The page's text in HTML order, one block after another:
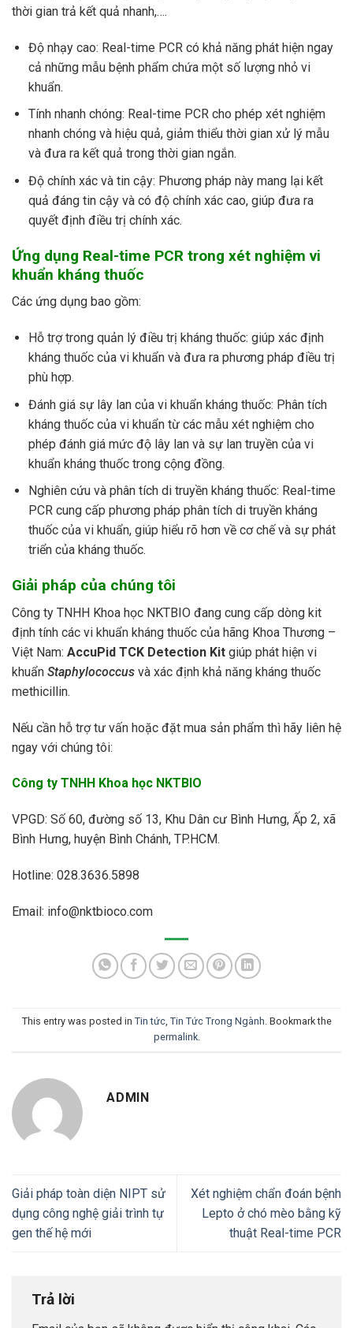
thời gian trả kết quả nhanh,….
Độ nhạy cao: Real-time PCR có khả năng phát hiện ngay
cả những mẫu bệnh phẩm chứa một số lượng nhỏ vi
khuẩn.
Tính nhanh chóng: Real-time PCR cho phép xét nghiệm
nhanh chóng và hiệu quả, giảm thiểu thời gian xử lý mẫu
và đưa ra kết quả trong thời gian ngắn.
Độ chính xác và tin cậy: Phương pháp này mang lại kết
quả đáng tin cậy và có độ chính xác cao, giúp đưa ra
quyết định điều trị chính xác.
Ứng dụng Real-time PCR trong xét nghiệm vi
khuẩn kháng thuốc
Các ứng dụng bao gồm:
Hỗ trợ trong quản lý điều trị kháng thuốc: giúp xác định
kháng thuốc của vi khuẩn và đưa ra phương pháp điều trị
phù hợp.
Đánh giá sự lây lan của vi khuẩn kháng thuốc: Phân tích
kháng thuốc của vi khuẩn từ các mẫu xét nghiệm cho
phép đánh giá mức độ lây lan và sự lan truyền của vi
khuẩn kháng thuốc trong cộng đồng.
Nghiên cứu và phân tích di truyền kháng thuốc: Real-time
PCR cung cấp phương pháp phân tích di truyền kháng
thuốc của vi khuẩn, giúp hiểu rõ hơn về cơ chế và sự phát
triển của kháng thuốc.
Giải pháp của chúng tôi
Công ty TNHH Khoa học NKTBIO đang cung cấp dòng kit
định tính các vi khuẩn kháng thuốc của hãng Khoa Thương –
Việt Nam: AccuPid TCK Detection Kit giúp phát hiện vi
khuẩn Staphylococcus và xác định khả năng kháng thuốc
methicillin.
Nếu cần hỗ trợ tư vấn hoặc đặt mua sản phẩm thì hãy liên hệ
ngay với chúng tôi:
Công ty TNHH Khoa học NKTBIO
VPGD: Số 60, đường số 13, Khu Dân cư Bình Hưng, Ấp 2, xã
Bình Hưng, huyện Bình Chánh, TP.HCM.
Hotline: 028.3636.5898
Email: info@nktbioco.com
This entry was posted in Tin tức, Tin Tức Trong Ngành. Bookmark the
permalink.
ADMIN
Giải pháp toàn diện NIPT sử
dụng công nghệ giải trình tự
gen thế hệ mới
Xét nghiệm chẩn đoán bệnh
Lepto ở chó mèo bằng kỹ
thuật Real-time PCR
Trả lời